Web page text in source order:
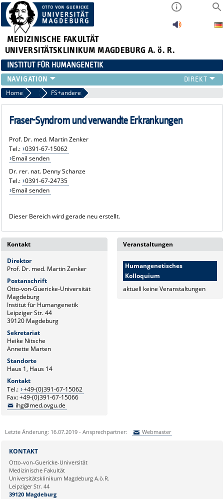
MEDIZINISCHE FAKULTÄT
UNIVERSITÄTSKLINIKUM MAGDEBURG A. ö. R.
INSTITUT FÜR HUMANGENETIK
INSTITUT
PATIENTENVERSORGUNG
QUALITÄTSMANAGEMENT
FORSCHUNG
LEHRE
Home Schwerpunkte
FS+andere
Fraser-Syndrom und verwandte Erkrankungen
Prof. Dr. med. Martin Zenker
Tel.: 0391-67-15062
Email senden
Dr. rer. nat. Denny Schanze
Tel.: 0391-67-24735
Email senden
Dieser Bereich wird gerade neu erstellt.
Kontakt
Direktor
Prof. Dr. med. Martin Zenker
Postanschrift
Otto-von-Guericke-Universität
Magdeburg
Institut für Humangenetik
Leipziger Str. 44
39120 Magdeburg
Sekretariat
Heike Nitsche
Annette Marten
Standorte
Haus 1, Haus 14
Kontakt
Tel.: +49-(0)391-67-15062
Fax: +49-(0)391-67-15066
ihg@med.ovgu.de
Veranstaltungen
Humangenetisches
Kolloquium
aktuell keine Veranstaltungen
Letzte Änderung: 16.07.2019 - Ansprechpartner: Webmaster
Ihre E-Mailadresse:
Ihr Anliegen:
KONTAKT
Otto-von-Guericke-Universität
Medizinische Fakultät
Universitätsklinikum Magdeburg A.ö.R.
Leipziger Str. 44
39120 Magdeburg